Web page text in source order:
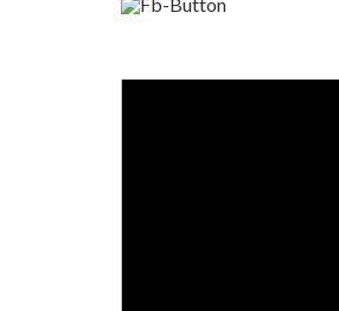
Academia Română: